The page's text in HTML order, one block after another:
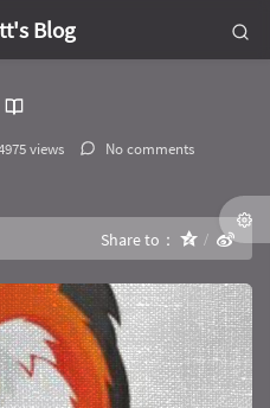
Blog
views
No comments
Share to：